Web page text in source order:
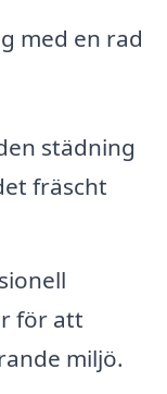
med en rad
städning
fräscht
för att
miljö.